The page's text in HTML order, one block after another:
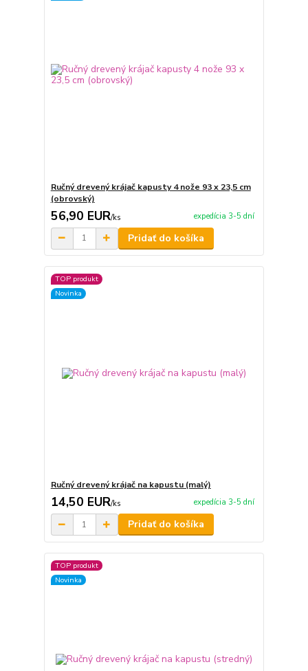
Ručný drevený krájač kapusty 4 nože 93 x 23,5 cm
(obrovský)
56,90 EUR/ks expedícia 3-5 dní
Pridať do košíka
TOP produkt
Novinka
Ručný drevený krájač na kapustu (malý)
14,50 EUR/ks expedícia 3-5 dní
Pridať do košíka
TOP produkt
Novinka